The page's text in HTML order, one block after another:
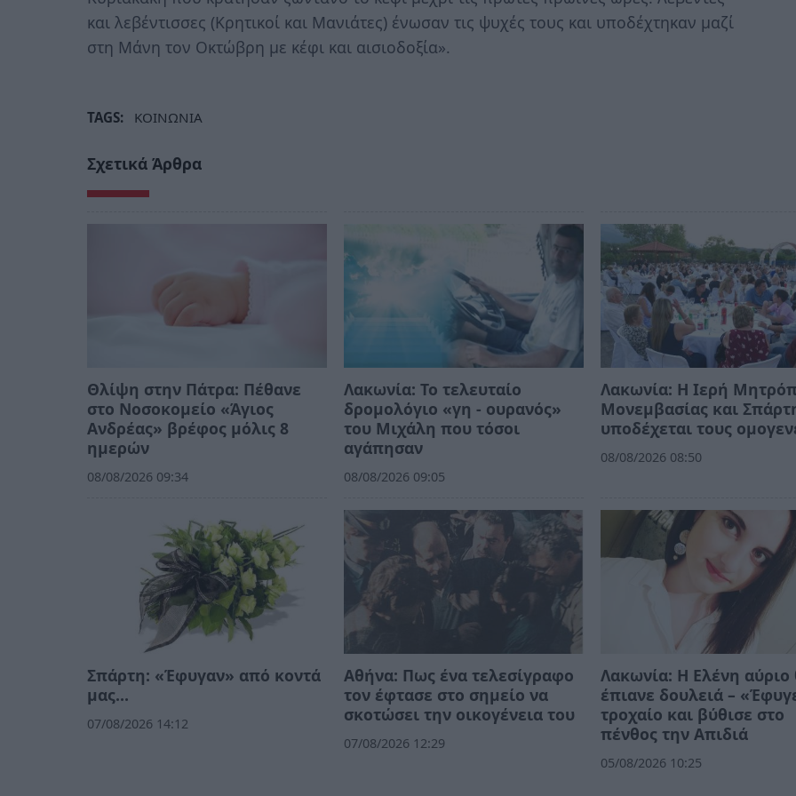
και λεβέντισσες (Κρητικοί και Μανιάτες) ένωσαν τις ψυχές τους και υποδέχτηκαν μαζί
στη Μάνη τον Οκτώβρη με κέφι και αισιοδοξία».
TAGS: ΚΟΙΝΩΝΙΑ
Σχετικά Άρθρα
Θλίψη στην Πάτρα: Πέθανε
στο Νοσοκομείο «Άγιος
Ανδρέας» βρέφος μόλις 8
ημερών
08/08/2026 09:34
Λακωνία: Το τελευταίο
δρομολόγιο «γη - ουρανός»
του Μιχάλη που τόσοι
αγάπησαν
08/08/2026 09:05
Λακωνία: Η Ιερή
Μονεμβασίας και
υποδέχεται τους
08/08/2026 08:50
Σπάρτη: «Έφυγαν» από κοντά
μας…
07/08/2026 14:12
Αθήνα: Πως ένα τελεσίγραφο
τον έφτασε στο σημείο να
σκοτώσει την οικογένεια του
07/08/2026 12:29
Λακωνία: Η Ελένη αύριο
έπιανε δουλειά –
τροχαίο και βύθισε στο
πένθος την Απιδιά
05/08/2026 10:25